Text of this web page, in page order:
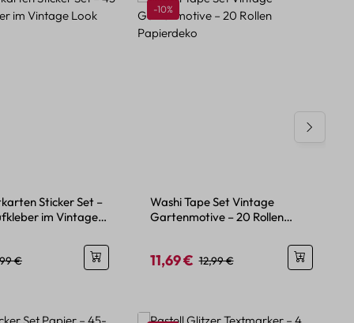
Sticker Set –
im Vintage
Preis:
€
Rabatt
-10%
Washi Tape Set Vintage
Gartenmotive – 20 Rollen
Verkaufspreis:
11,69 € Regulärer Preis:
12,99 €